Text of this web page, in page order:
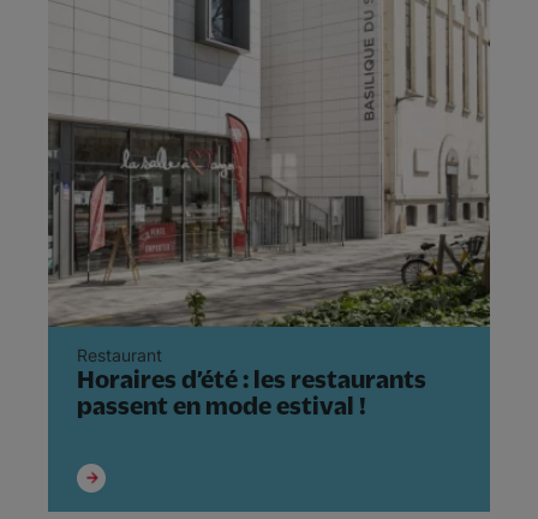
Restaurant
Horaires d’été : les restaurants
passent en mode estival !